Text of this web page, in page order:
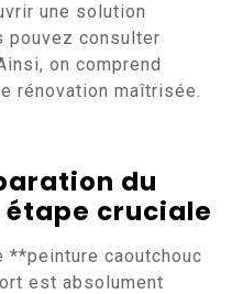
une solution
pouvez consulter
on comprend
rénovation maîtrisée.
du
cruciale
**peinture caoutchouc
est absolument